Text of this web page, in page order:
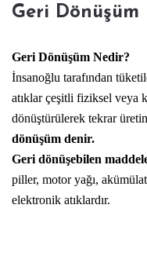
Geri Dönüşüm
Geri Dönüşüm Nedir?
İnsanoğlu tarafından
atıklar çeşitli fiziksel veya
dönüştürülerek tekrar
dönüşüm denir.
Geri dönüşebilen
piller, motor yağı,
elektronik atıklardır.